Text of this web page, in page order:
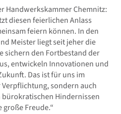
Handwerkskammer Chemnitz:
diesen feierlichen Anlass
feiern können. In den
Meister liegt seit jeher die
sichern den Fortbestand der
entwickeln Innovationen und
Das ist für uns im
sondern auch
bürokratischen Hindernissen
große Freude.“